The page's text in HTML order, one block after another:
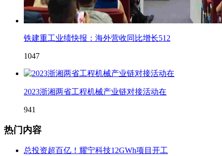
铁建重工业绩快报：海外营收同比增长512
1047
2023浙湘两省工程机械产业链对接活动在
941
热门内容
总投资超百亿！耀宁科技12GWh项目开工